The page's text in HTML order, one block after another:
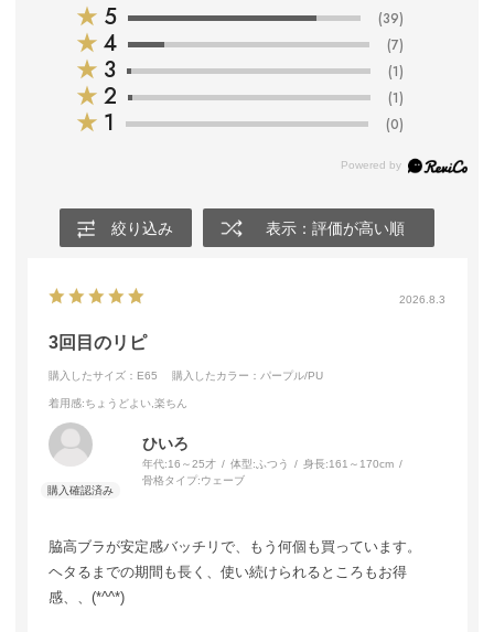
★ 5 (39)
★ 4 (7)
★ 3 (1)
★ 2 (1)
★ 1 (0)
絞り込み 表示：評価が高い順
2026.8.3
3回目のリピ
購入したサイズ：E65 購入したカラー：パープル/PU
着用感:ちょうどよい,楽ちん
ひいろ
年代:16～25才 体型: ふつう 身長:161～170cm
骨格タイプ:ウェーブ
脇高ブラが安定感バッチリで、もう何個も買っています。
ヘタるまでの期間も長く、使い続けられるところもお得
感、、(*^^*)